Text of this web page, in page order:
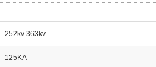
252kv 363kv
125KA